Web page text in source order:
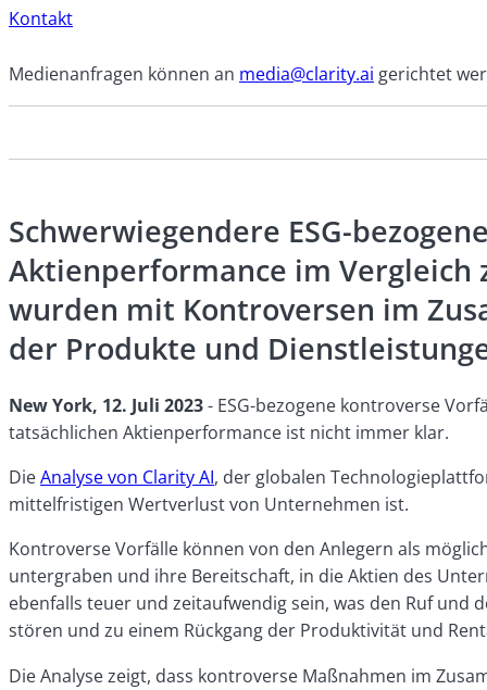
Kontakt
Medienanfragen können an media@clarity.ai gerichtet
Schwerwiegendere ESG-
Aktienperformance im Vergleich
wurden mit Kontroversen im
der Produkte und
New York, 12. Juli 2023- ESG-bezogene kontroverse
tatsächlichen Aktienperformance ist nicht immer klar.
DieAnalyse von Clarity AI, der globalen
mittelfristigen Wertverlust von Unternehmen ist.
Kontroverse Vorfälle können von den Anlegern als
untergraben und ihre Bereitschaft, in die Aktien des
ebenfalls teuer und zeitaufwendig sein, was den Ruf
stören und zu einem Rückgang der Produktivität und
Die Analyse zeigt, dass kontroverse Maßnahmen im